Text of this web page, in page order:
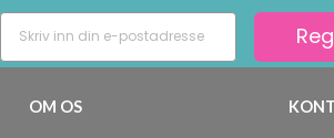
OM OS